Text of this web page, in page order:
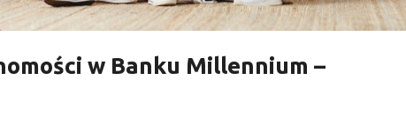
w Banku Millennium –